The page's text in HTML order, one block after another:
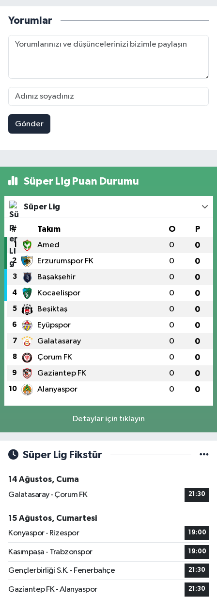
Yorumlar
Gönder
Süper Lig Puan Durumu
Süper Lig
# Takım O P
1 Amed 0 0
2 Erzurumspor FK 0 0
3 Başakşehir 0 0
4 Kocaelispor 0 0
5 Beşiktaş 0 0
6 Eyüpspor 0 0
7 Galatasaray 0 0
8 Çorum FK 0 0
9 Gaziantep FK 0 0
10 Alanyaspor 0 0
Detaylar için tıklayın
Süper Lig Fikstür
14 Ağustos, Cuma
Galatasaray - Çorum FK
21:30
15 Ağustos, Cumartesi
Konyaspor - Rizespor
19:00
Kasımpaşa - Trabzonspor 19:00
Gençlerbirliği S.K. - Fenerbahçe 21:30
Gaziantep FK - Alanyaspor 21:30